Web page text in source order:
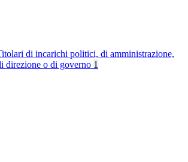
di incarichi politici, di amministrazione,
direzione o di governo 1